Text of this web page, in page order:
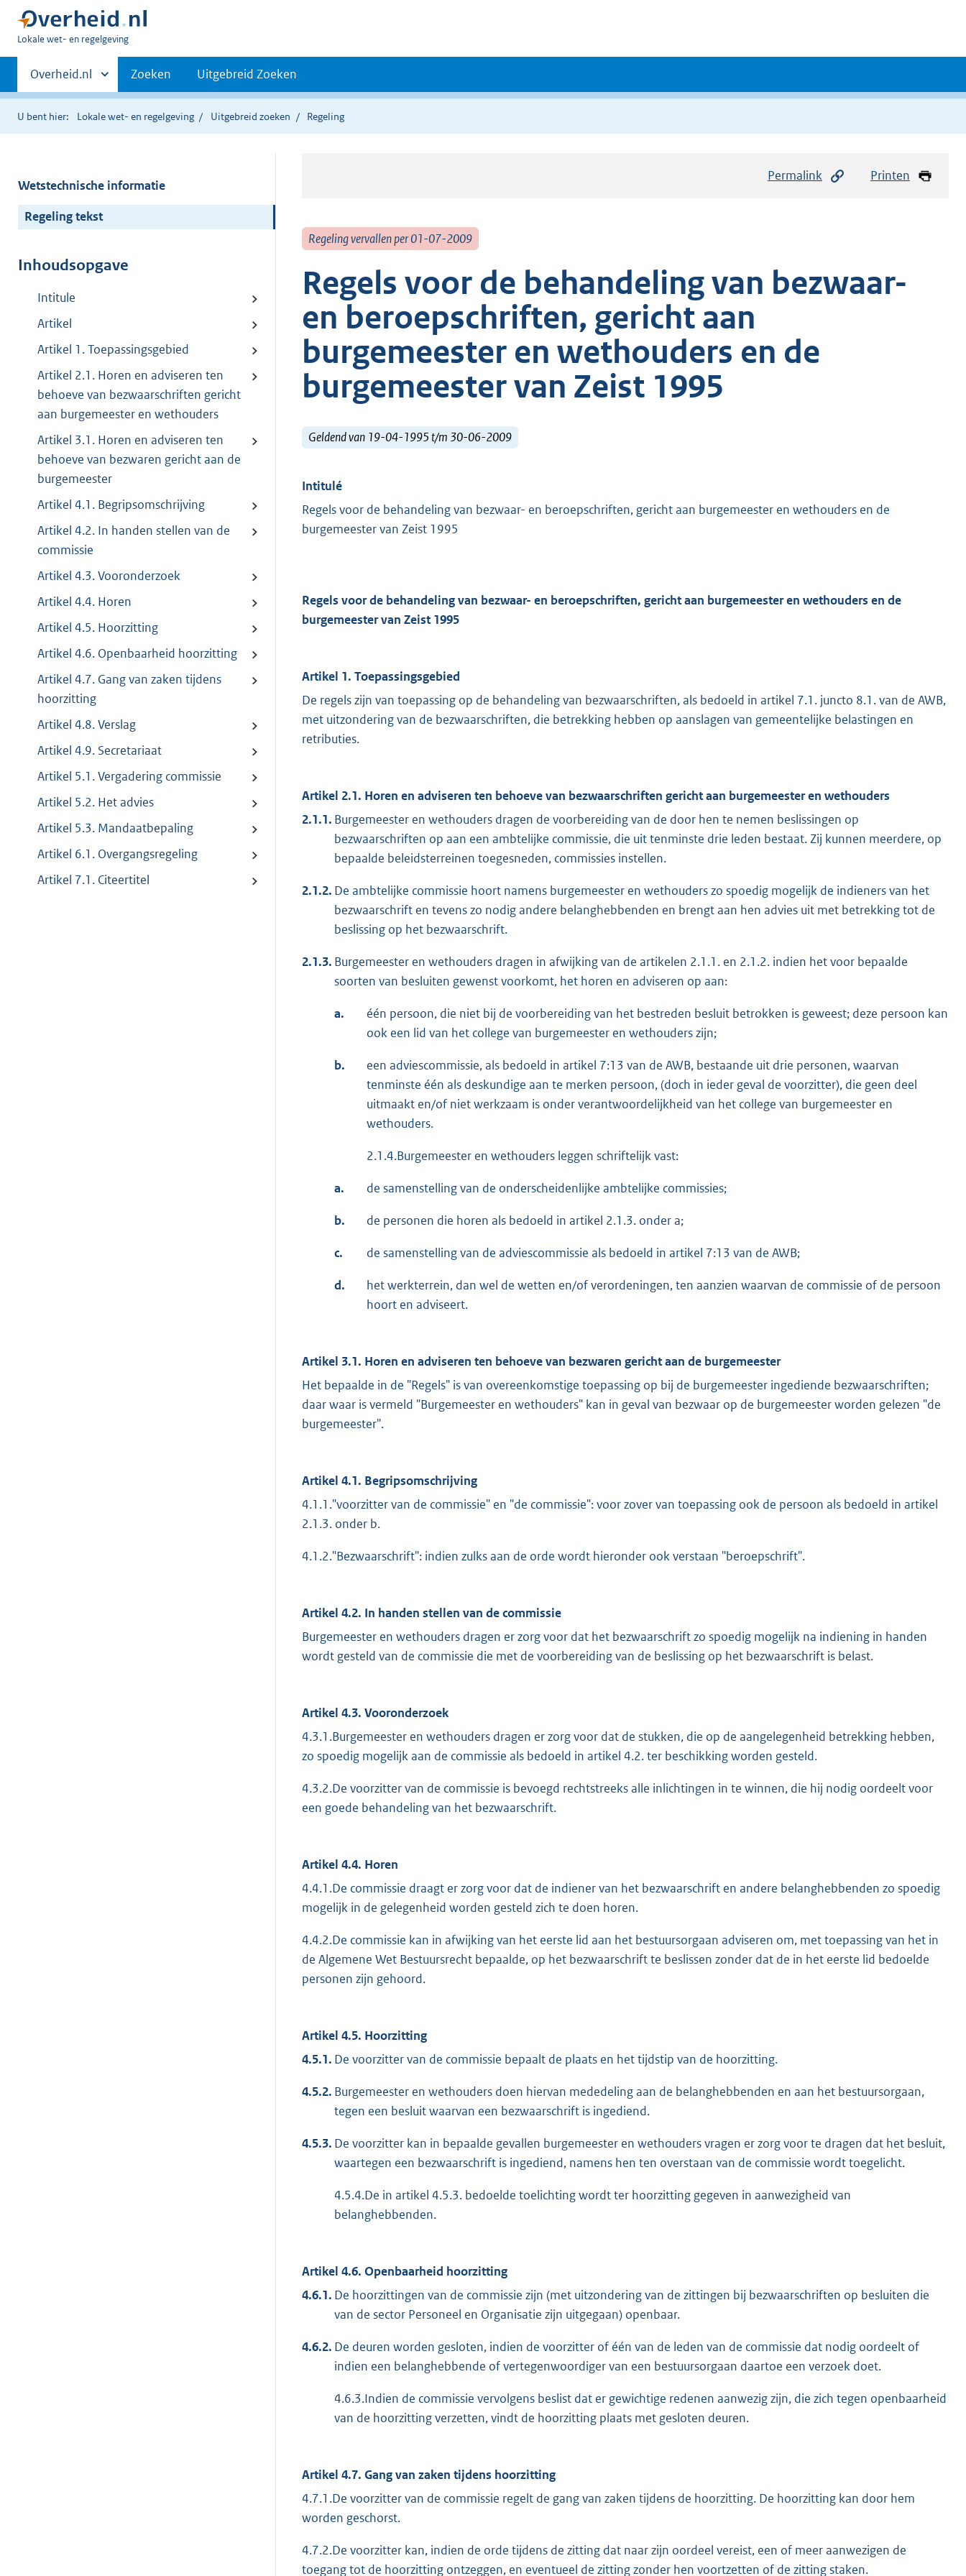
U
hier:
Lokale wet- en regelgeving
Primaire
navigatie
Andere
sites
binnen
Overheid.nl Zoeken Uitgebreid Zoeken
U bent hier: Lokale wet- en regelgeving Uitgebreid zoeken Regeling
Wetstechnische informatie
Regeling tekst
Inhoudsopgave
Intitule
Artikel
Artikel 1. Toepassingsgebied
Artikel 2.1. Horen en adviseren ten
behoeve van bezwaarschriften gericht
aan burgemeester en wethouders
Artikel 3.1. Horen en adviseren ten
behoeve van bezwaren gericht aan de
burgemeester
Artikel 4.1. Begripsomschrijving
Artikel 4.2. In handen stellen van de
commissie
Artikel 4.3. Vooronderzoek
Artikel 4.4. Horen
Artikel 4.5. Hoorzitting
Artikel 4.6. Openbaarheid hoorzitting
Artikel 4.7. Gang van zaken tijdens
hoorzitting
Artikel 4.8. Verslag
Artikel 4.9. Secretariaat
Artikel 5.1. Vergadering commissie
Artikel 5.2. Het advies
Artikel 5.3. Mandaatbepaling
Artikel 6.1. Overgangsregeling
Artikel 7.1. Citeertitel
Permalink Printen
Regeling vervallen per 01-07-2009
Regels voor de behandeling van bezwaar-
en beroepschriften, gericht aan
burgemeester en wethouders en de
burgemeester van Zeist 1995
Geldend van 19-04-1995 t/m 30-06-2009
Intitulé
Regels voor de behandeling van bezwaar- en beroepschriften, gericht aan burgemeester en wethouders en de
burgemeester van Zeist 1995
Regels voor de behandeling van bezwaar- en beroepschriften, gericht aan burgemeester en wethouders en de
burgemeester van Zeist 1995
Artikel 1. Toepassingsgebied
De regels zijn van toepassing op de behandeling van bezwaarschriften, als bedoeld in artikel 7.1. juncto 8.1. van de AWB,
met uitzondering van de bezwaarschriften, die betrekking hebben op aanslagen van gemeentelijke belastingen en
retributies.
Artikel 2.1. Horen en adviseren ten behoeve van bezwaarschriften gericht aan burgemeester en wethouders
2.1.1. Burgemeester en wethouders dragen de voorbereiding van de door hen te nemen beslissingen op
bezwaarschriften op aan een ambtelijke commissie, die uit tenminste drie leden bestaat. Zij kunnen meerdere, op
bepaalde beleidsterreinen toegesneden, commissies instellen.
2.1.2. De ambtelijke commissie hoort namens burgemeester en wethouders zo spoedig mogelijk de indieners van het
bezwaarschrift en tevens zo nodig andere belanghebbenden en brengt aan hen advies uit met betrekking tot de
beslissing op het bezwaarschrift.
2.1.3. Burgemeester en wethouders dragen in afwijking van de artikelen 2.1.1. en 2.1.2. indien het voor bepaalde
soorten van besluiten gewenst voorkomt, het horen en adviseren op aan:
a.
één persoon, die niet bij de voorbereiding van het bestreden besluit betrokken is geweest; deze persoon kan
ook een lid van het college van burgemeester en wethouders zijn;
b.
een adviescommissie, als bedoeld in artikel 7:13 van de AWB, bestaande uit drie personen, waarvan
tenminste één als deskundige aan te merken persoon, (doch in ieder geval de voorzitter), die geen deel
uitmaakt en/of niet werkzaam is onder verantwoordelijkheid van het college van burgemeester en
wethouders.
2.1.4.Burgemeester en wethouders leggen schriftelijk vast:
a. de samenstelling van de onderscheidenlijke ambtelijke commissies;
b. de personen die horen als bedoeld in artikel 2.1.3. onder a;
c. de samenstelling van de adviescommissie als bedoeld in artikel 7:13 van de AWB;
d.
het werkterrein, dan wel de wetten en/of verordeningen, ten aanzien waarvan de commissie of de persoon
hoort en adviseert.
Artikel 3.1. Horen en adviseren ten behoeve van bezwaren gericht aan de burgemeester
Het bepaalde in de "Regels" is van overeenkomstige toepassing op bij de burgemeester ingediende bezwaarschriften;
daar waar is vermeld "Burgemeester en wethouders" kan in geval van bezwaar op de burgemeester worden gelezen "de
burgemeester".
Artikel 4.1. Begripsomschrijving
4.1.1."voorzitter van de commissie" en "de commissie": voor zover van toepassing ook de persoon als bedoeld in artikel
2.1.3. onder b.
4.1.2."Bezwaarschrift": indien zulks aan de orde wordt hieronder ook verstaan "beroepschrift".
Artikel 4.2. In handen stellen van de commissie
Burgemeester en wethouders dragen er zorg voor dat het bezwaarschrift zo spoedig mogelijk na indiening in handen
wordt gesteld van de commissie die met de voorbereiding van de beslissing op het bezwaarschrift is belast.
Artikel 4.3. Vooronderzoek
4.3.1.Burgemeester en wethouders dragen er zorg voor dat de stukken, die op de aangelegenheid betrekking hebben,
zo spoedig mogelijk aan de commissie als bedoeld in artikel 4.2. ter beschikking worden gesteld.
4.3.2.De voorzitter van de commissie is bevoegd rechtstreeks alle inlichtingen in te winnen, die hij nodig oordeelt voor
een goede behandeling van het bezwaarschrift.
Artikel 4.4. Horen
4.4.1.De commissie draagt er zorg voor dat de indiener van het bezwaarschrift en andere belanghebbenden zo spoedig
mogelijk in de gelegenheid worden gesteld zich te doen horen.
4.4.2.De commissie kan in afwijking van het eerste lid aan het bestuursorgaan adviseren om, met toepassing van het in
de Algemene Wet Bestuursrecht bepaalde, op het bezwaarschrift te beslissen zonder dat de in het eerste lid bedoelde
personen zijn gehoord.
Artikel 4.5. Hoorzitting
4.5.1. De voorzitter van de commissie bepaalt de plaats en het tijdstip van de hoorzitting.
4.5.2. Burgemeester en wethouders doen hiervan mededeling aan de belanghebbenden en aan het bestuursorgaan,
tegen een besluit waarvan een bezwaarschrift is ingediend.
4.5.3. De voorzitter kan in bepaalde gevallen burgemeester en wethouders vragen er zorg voor te dragen dat het besluit,
waartegen een bezwaarschrift is ingediend, namens hen ten overstaan van de commissie wordt toegelicht.
4.5.4.De in artikel 4.5.3. bedoelde toelichting wordt ter hoorzitting gegeven in aanwezigheid van
belanghebbenden.
Artikel 4.6. Openbaarheid hoorzitting
4.6.1. De hoorzittingen van de commissie zijn (met uitzondering van de zittingen bij bezwaarschriften op besluiten die
van de sector Personeel en Organisatie zijn uitgegaan) openbaar.
4.6.2. De deuren worden gesloten, indien de voorzitter of één van de leden van de commissie dat nodig oordeelt of
indien een belanghebbende of vertegenwoordiger van een bestuursorgaan daartoe een verzoek doet.
4.6.3.Indien de commissie vervolgens beslist dat er gewichtige redenen aanwezig zijn, die zich tegen openbaarheid
van de hoorzitting verzetten, vindt de hoorzitting plaats met gesloten deuren.
Artikel 4.7. Gang van zaken tijdens hoorzitting
4.7.1.De voorzitter van de commissie regelt de gang van zaken tijdens de hoorzitting. De hoorzitting kan door hem
worden geschorst.
4.7.2.De voorzitter kan, indien de orde tijdens de zitting dat naar zijn oordeel vereist, een of meer aanwezigen de
toegang tot de hoorzitting ontzeggen, en eventueel de zitting zonder hen voortzetten of de zitting staken.